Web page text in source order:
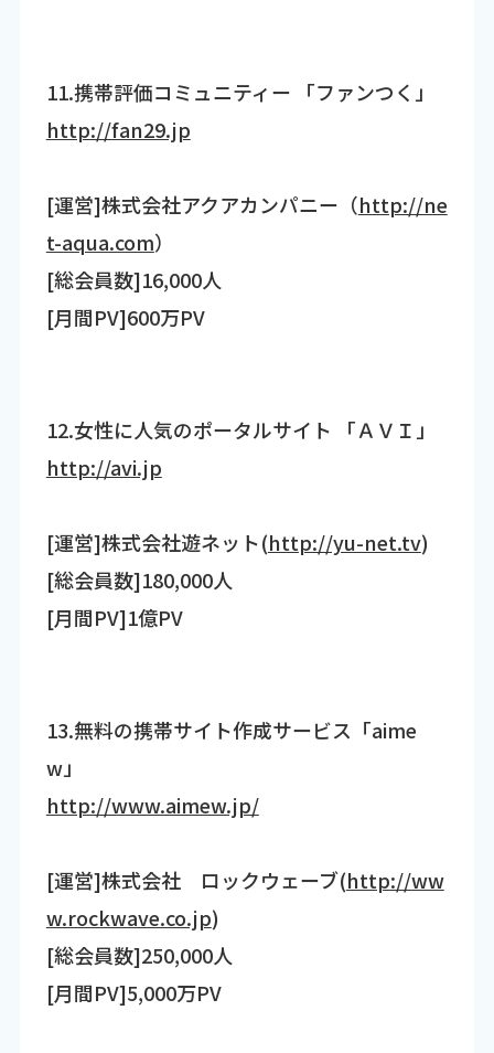
11.携帯評価コミュニティー 「ファンつく」
http://fan29.jp
[運営]株式会社アクアカンパニー（http://ne
t-aqua.com）
[総会員数]16,000人
[月間PV]600万PV
12.女性に人気のポータルサイト 「ＡＶＩ」
http://avi.jp
[運営]株式会社遊ネット(http://yu-net.tv)
[総会員数]180,000人
[月間PV]1億PV
13.無料の携帯サイト作成サービス「aime
w」
http://www.aimew.jp/
[運営]株式会社 ロックウェーブ(http://ww
w.rockwave.co.jp)
[総会員数]250,000人
[月間PV]5,000万PV